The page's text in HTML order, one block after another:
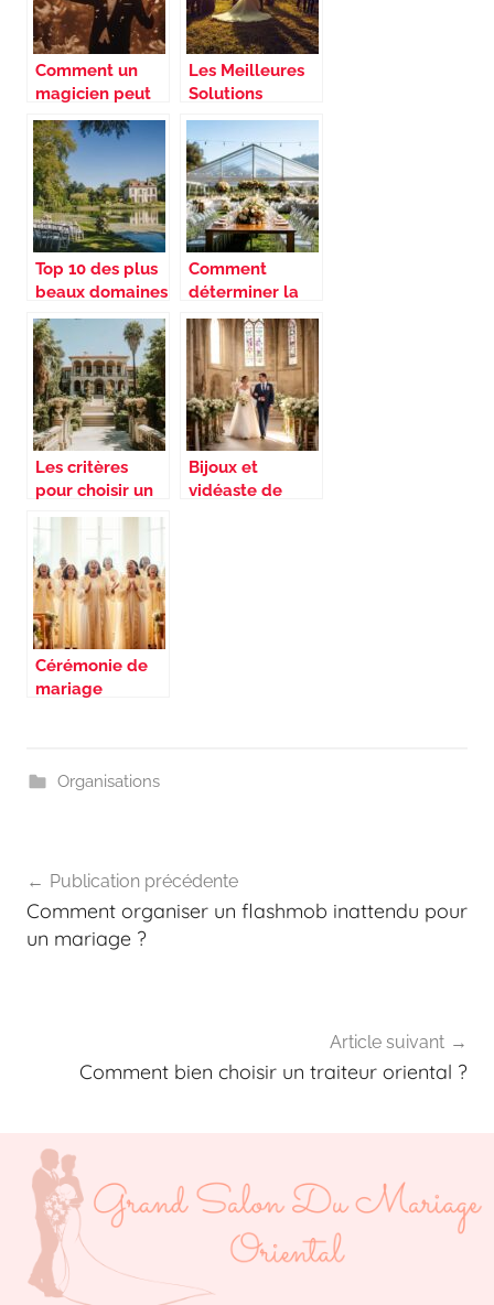
Bordeaux et
dans le sud-
ouest
Comment un
magicien peut
sublimer votre
mariage avec
une animation
unique
Les Meilleures
Solutions
d’Hebergement
pour un Mariage
de Reve
Inoubliable
Top 10 des plus
beaux domaines
pour mariage
en Lot-et-
Garonne entre
charme et
histoire
Comment
déterminer la
dimension de
chapiteau
nécessaire pour
une réception
avec des tables
rondes ou
rectangulaires ?
Les critères
pour choisir un
domaine de
Bijoux et
vidéaste de
Cérémonie de
mariage
marquent les
Organisations
Publication précédente
Comment organiser un flashmob inattendu pour
un mariage ?
Article suivant
Comment bien choisir un traiteur oriental ?